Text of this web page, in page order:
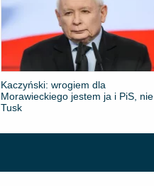
Kaczyński: wrogiem dla
Morawieckiego jestem ja i PiS, nie
Tusk